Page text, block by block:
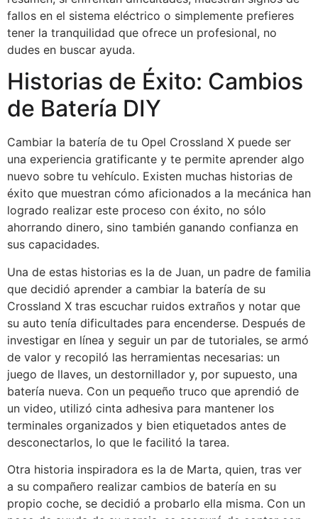
fallos en el sistema eléctrico o simplemente prefieres
tener la tranquilidad que ofrece un profesional, no
dudes en buscar ayuda.
Historias de Éxito: Cambios
de Batería DIY
Cambiar la batería de tu Opel Crossland X puede ser
una experiencia gratificante y te permite aprender algo
nuevo sobre tu vehículo. Existen muchas historias de
éxito que muestran cómo aficionados a la mecánica han
logrado realizar este proceso con éxito, no sólo
ahorrando dinero, sino también ganando confianza en
sus capacidades.
Una de estas historias es la de Juan, un padre de familia
que decidió aprender a cambiar la batería de su
Crossland X tras escuchar ruidos extraños y notar que
su auto tenía dificultades para encenderse. Después de
investigar en línea y seguir un par de tutoriales, se armó
de valor y recopiló las herramientas necesarias: un
juego de llaves, un destornillador y, por supuesto, una
batería nueva. Con un pequeño truco que aprendió de
un video, utilizó cinta adhesiva para mantener los
terminales organizados y bien etiquetados antes de
desconectarlos, lo que le facilitó la tarea.
Otra historia inspiradora es la de Marta, quien, tras ver
a su compañero realizar cambios de batería en su
propio coche, se decidió a probarlo ella misma. Con un